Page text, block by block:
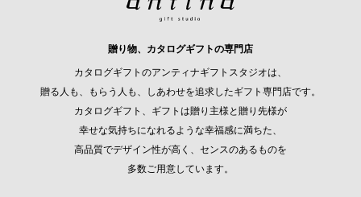
贈り物、カタログギフトの専門店
カタログギフトのアンティナギフトスタジオは、
贈る人も、もらう人も、しあわせを追求したギフト専門店です。
カタログギフト、ギフトは贈り主様と贈り先様が
幸せな気持ちになれるような幸福感に満ちた、
高品質でデザイン性が高く、センスのあるものを
多数ご用意しています。